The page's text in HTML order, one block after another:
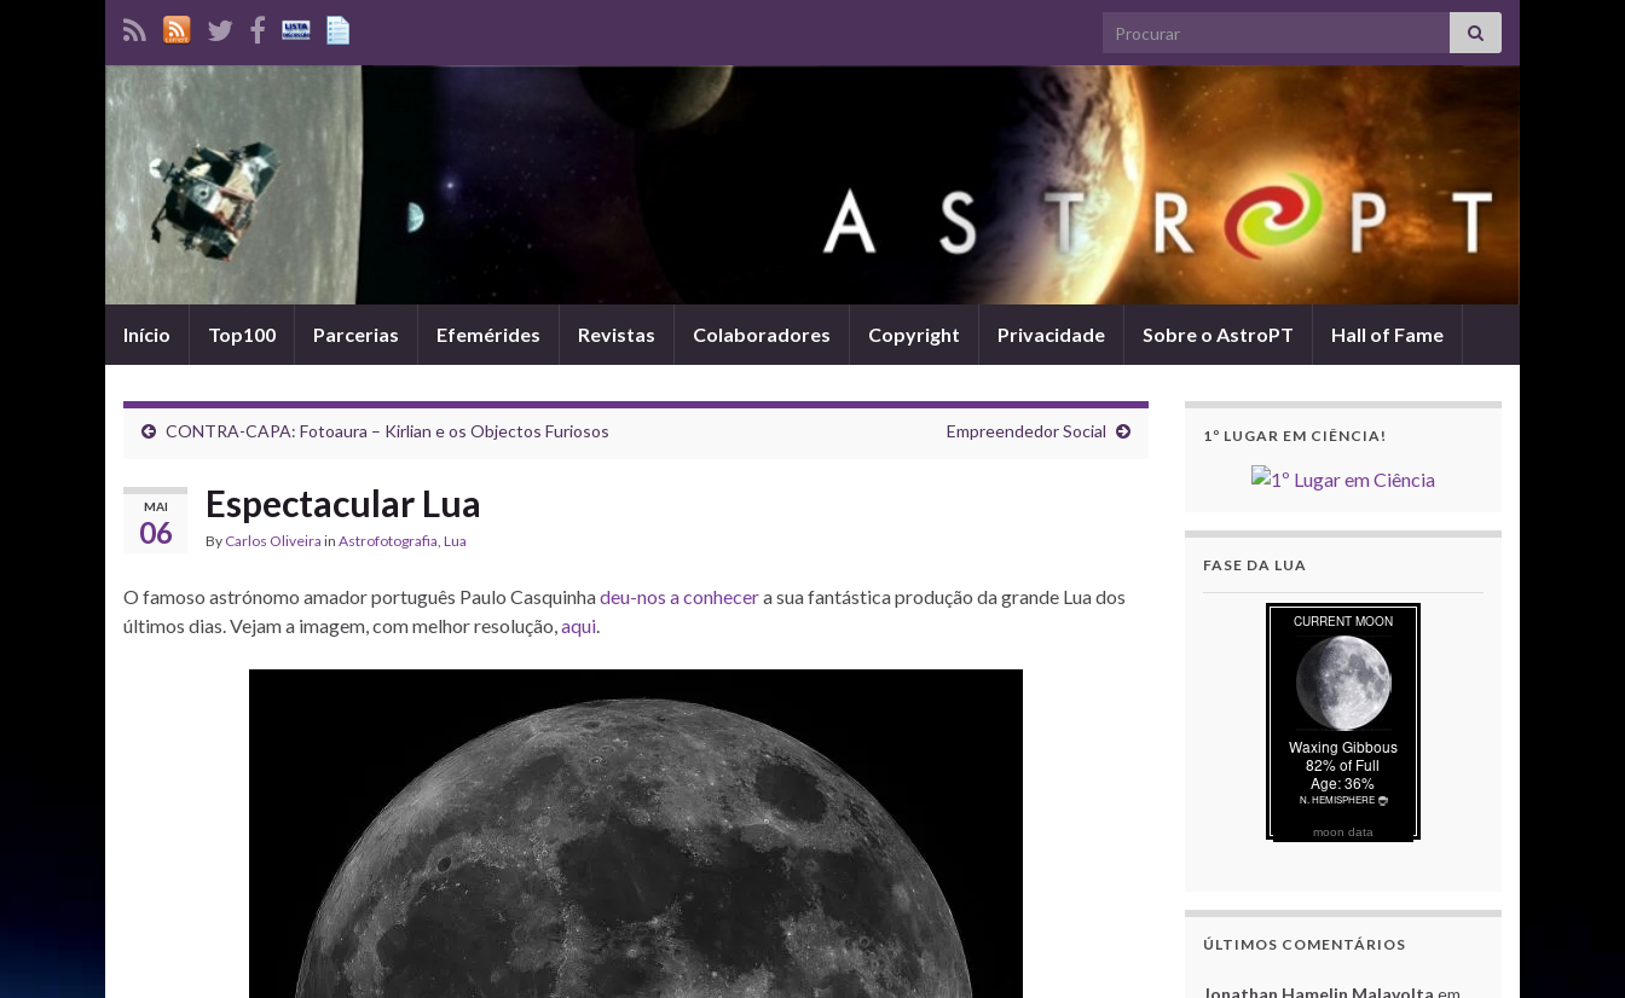
Search for:
Início Top100 Parcerias Efemérides Revistas Colaboradores Copyright Privacidade Sobre o AstroPT Hall of Fame
CONTRA-CAPA: Fotoaura – Kirlian e os Objectos Furiosos Empreendedor Social
MAI
06
Espectacular Lua
By Carlos Oliveira in Astrofotografia, Lua
O famoso astrónomo amador português Paulo Casquinhadeu-nos a conhecera sua fantástica produção da grande Lua dos
últimos dias. Vejam a imagem, com melhor resolução,aqui.
1º LUGAR EM CIÊNCIA!
FASE DA LUA
moon data
ÚLTIMOS COMENTÁRIOS
Jonathan Hamelin Malavolta em